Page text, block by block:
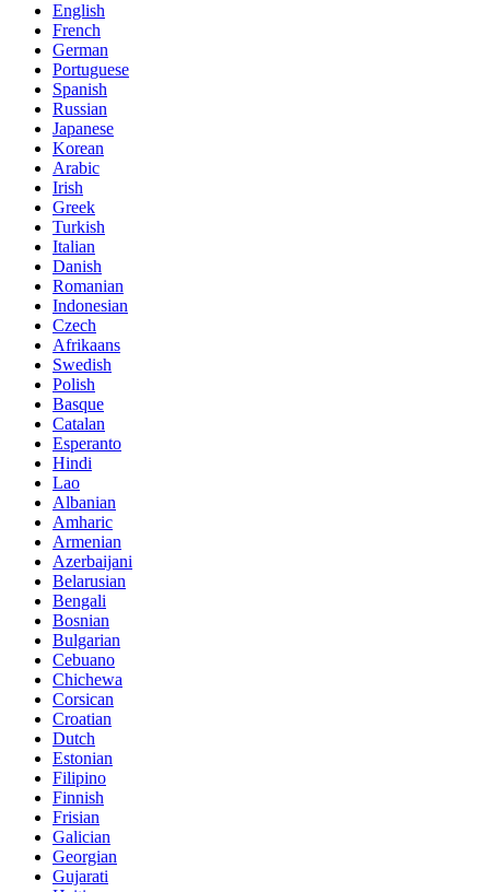
English
French
German
Portuguese
Spanish
Russian
Japanese
Korean
Arabic
Irish
Greek
Turkish
Italian
Danish
Romanian
Indonesian
Czech
Afrikaans
Swedish
Polish
Basque
Catalan
Esperanto
Hindi
Lao
Albanian
Amharic
Armenian
Azerbaijani
Belarusian
Bengali
Bosnian
Bulgarian
Cebuano
Chichewa
Corsican
Croatian
Dutch
Estonian
Filipino
Finnish
Frisian
Galician
Georgian
Gujarati